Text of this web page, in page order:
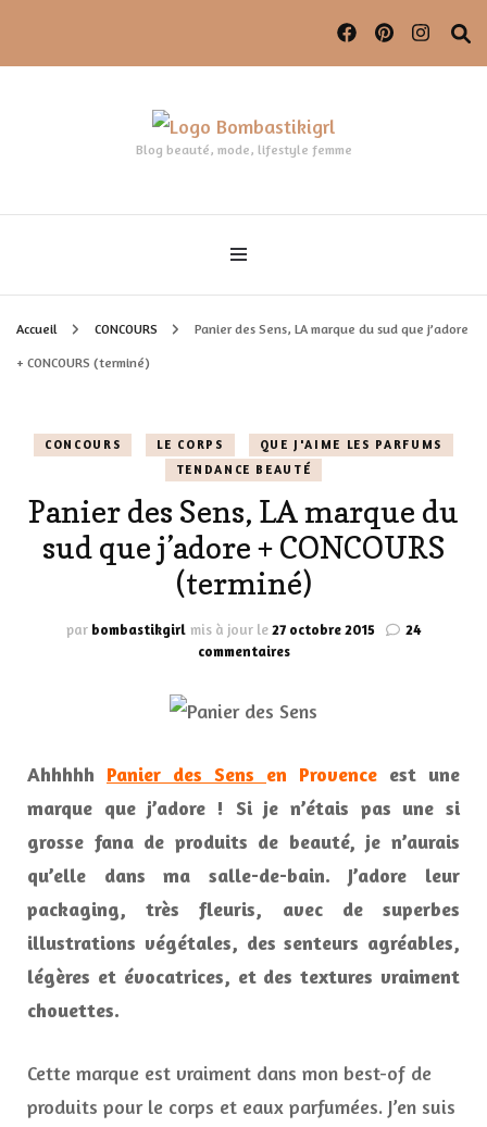
Blog beauté, mode, lifestyle femme
Accueil CONCOURS Panier des Sens, LA marque du sud que j’adore
+ CONCOURS (terminé)
CONCOURS LE CORPS
QUE J'AIME LES PARFUMS
TENDANCE BEAUTÉ
Panier des Sens, LA marque du
sud que j’adore + CONCOURS
(terminé)
par bombastikgirl mis à jour le27 octobre 2015
24
commentairessur
Sens,
du
sud
j’adore
+
CONCOURS
(terminé)
Ahhhhh Panier des Sens en Provence est une
marque que j’adore ! Si je n’étais pas une si
grosse fana de produits de beauté, je n’aurais
qu’elle dans ma salle-de-bain. J’adore leur
packaging, très fleuris, avec de superbes
illustrations végétales, des senteurs agréables,
légères et évocatrices, et des textures vraiment
chouettes.
Cette marque est vraiment dans mon best-of de
produits pour le corps et eaux parfumées. J’en suis